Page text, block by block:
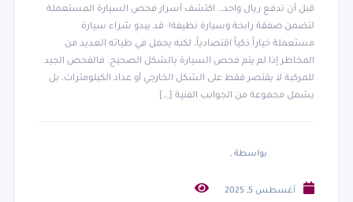
قبل أن تدفع ريال واحد… اكتشف أسرار فحص السيارة المستعملة
لتضمن صفقة رابحة وسيارة نظيفة! قد يبدو شراء سيارة
مستعملة خياراً ذكياً اقتصادياً، لكنه يحمل في طياته العديد من
المخاطر إذا لم يتم فحص السيارة بالشكل الصحيح. فالفحص الجيد
للمركبة لا يقتصر فقط على الشكل الخارجي أو عداد الكيلومترات، بل
يشمل مجموعة من الجوانب الفنية […]
بواسطة ,
أغسطس 5, 2025